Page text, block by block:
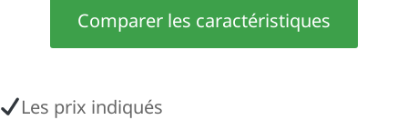
Comparer les caractéristiques
Les prix indiqués